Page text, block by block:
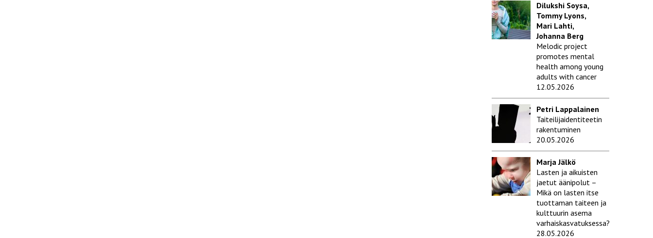
Dilukshi Soysa,
Tommy Lyons,
Mari Lahti,
Johanna Berg
Melodic project
promotes mental
health among young
adults with cancer
12.05.2026
Petri Lappalainen
Taiteilijaidentiteetin
rakentuminen
20.05.2026
Marja Jälkö
Lasten ja aikuisten
jaetut äänipolut –
Mikä on lasten itse
tuottaman taiteen ja
kulttuurin asema
varhaiskasvatuksessa?
28.05.2026